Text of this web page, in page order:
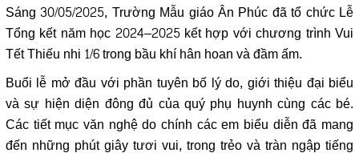
Sáng 30/05/2025, Trường Mẫu giáo Ân Phúc đã tổ chức Lễ
Tổng kết năm học 2024–2025 kết hợp với chương trình Vui
Tết Thiếu nhi 1/6 trong bầu khí hân hoan và đầm ấm.
Buổi lễ mở đầu với phần tuyên bố lý do, giới thiệu đại biểu
và sự hiện diện đông đủ của quý phụ huynh cùng các bé.
Các tiết mục văn nghệ do chính các em biểu diễn đã mang
đến những phút giây tươi vui, trong trẻo và tràn ngập tiếng